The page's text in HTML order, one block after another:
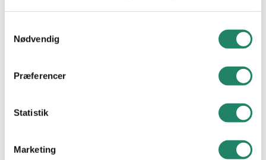
Nødvendig
Præferencer
Statistik
Marketing
Læs mere
Entreprenør:
Farve:
Oak Brown Wire Cut